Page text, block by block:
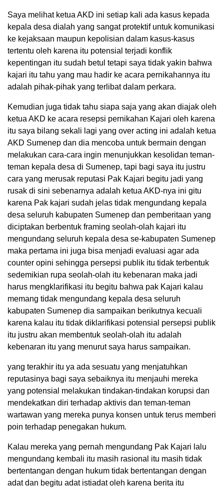
Saya melihat ketua AKD ini setiap kali ada kasus kepada
kepala desa dialah yang sangat protektif untuk komunikasi
ke kejaksaan maupun kepolisian dalam kasus-kasus
tertentu oleh karena itu potensial terjadi konflik
kepentingan itu sudah betul tetapi saya tidak yakin bahwa
kajari itu tahu yang mau hadir ke acara pernikahannya itu
adalah pihak-pihak yang terlibat dalam perkara.
Kemudian juga tidak tahu siapa saja yang akan diajak oleh
ketua AKD ke acara resepsi pernikahan Kajari oleh karena
itu saya bilang sekali lagi yang over acting ini adalah ketua
AKD Sumenep dan dia mencoba untuk bermain dengan
melakukan cara-cara ingin menunjukkan kesolidan teman-
teman kepala desa di Sumenep, tapi bagi saya itu justru
cara yang merusak reputasi Pak Kajari begitu jadi yang
rusak di sini sebenarnya adalah ketua AKD-nya ini gitu
karena Pak kajari sudah jelas tidak mengundang kepala
desa seluruh kabupaten Sumenep dan pemberitaan yang
diciptakan berbentuk framing seolah-olah kajari itu
mengundang seluruh kepala desa se-kabupaten Sumenep
maka pertama ini juga bisa menjadi evaluasi agar ada
counter opini sehingga persepsi publik itu tidak terbentuk
sedemikian rupa seolah-olah itu kebenaran maka jadi
harus mengklarifikasi itu begitu bahwa pak Kajari kalau
memang tidak mengundang kepala desa seluruh
kabupaten Sumenep dia sampaikan berikutnya kecuali
karena kalau itu tidak diklarifikasi potensial persepsi publik
itu justru akan membentuk seolah-olah itu adalah
kebenaran itu yang menurut saya harus sampaikan.
yang terakhir itu ya ada sesuatu yang menjatuhkan
reputasinya bagi saya sebaiknya itu menjauhi mereka
yang potensial melakukan tindakan-tindakan korupsi dan
mendekatkan diri terhadap aktivis dan teman-teman
wartawan yang mereka punya konsen untuk terus memberi
poin terhadap penegakan hukum.
Kalau mereka yang pernah mengundang Pak Kajari lalu
mengundang kembali itu masih rasional itu masih tidak
bertentangan dengan hukum tidak bertentangan dengan
adat dan begitu adat istiadat oleh karena berita itu